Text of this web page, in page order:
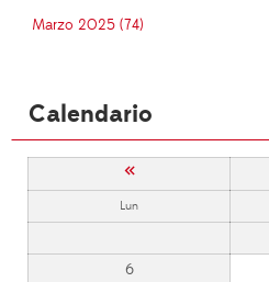
Marzo 2025 (74)
Calendario
«
Lun
6